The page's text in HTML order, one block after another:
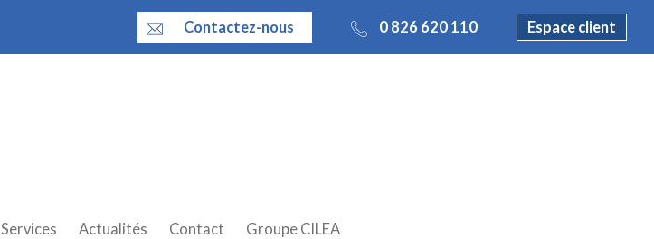
Contactez-nous 0 826 620 110 Espace client
Services Actualités Contact Groupe CILEA